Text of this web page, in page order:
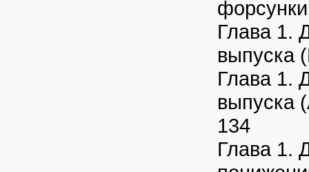
Глава 1.
выпуска
Глава 1.
выпуска
134
Глава 1.